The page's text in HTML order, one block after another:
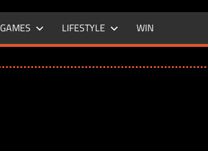
GAMES LIFESTYLE WIN